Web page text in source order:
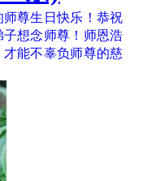
尊生日快乐！恭祝
想念师尊！师恩浩
能不辜负师尊的慈